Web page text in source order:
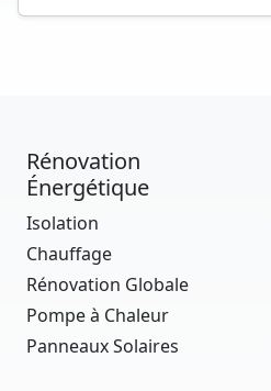
Rénovation
Énergétique
Isolation
Chauffage
Rénovation Globale
Pompe à Chaleur
Panneaux Solaires